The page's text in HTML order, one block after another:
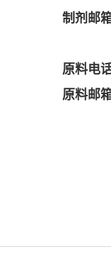
制剂邮
原料电
原料邮